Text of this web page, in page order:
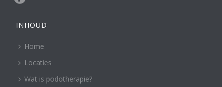
INHOUD
Home
Locaties
Wat is podotherapie?